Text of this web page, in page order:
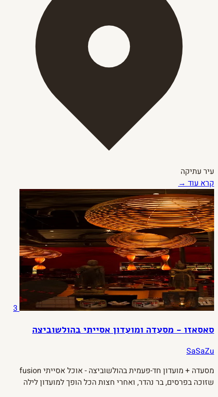
עיר עתיקה
קרא עוד →
3
סאסאזו - מסעדה ומועדון אסייתי בהולשוביצה
SaSaZu
מסעדה + מועדון חד-פעמית בהולשוביצה - אוכל אסייתי fusion
שזוכה בפרסים, בר נהדר, ואחרי חצות הכל הופך למועדון לילה